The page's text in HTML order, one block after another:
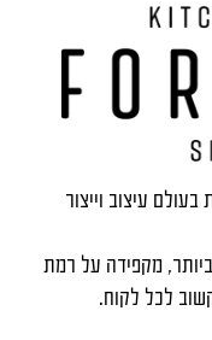
בעולם עיצוב וייצור
מקפידה על רמת
לכל לקוח.